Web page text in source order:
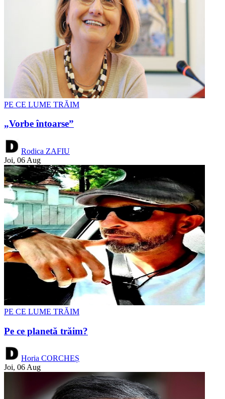
PE CE LUME TRĂIM
„Vorbe întoarse”
Rodica ZAFIU
Joi, 06 Aug
PE CE LUME TRĂIM
Pe ce planetă trăim?
Horia CORCHEȘ
Joi, 06 Aug